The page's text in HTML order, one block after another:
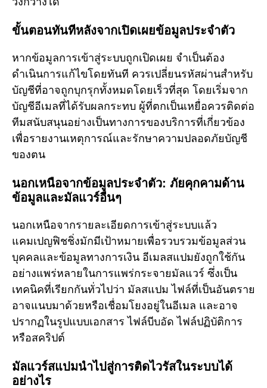
ขั้นตอนทันทีหลังจากเปิดเผยข้อมูลประจำตัว
หากข้อมูลการเข้าสู่ระบบถูกเปิดเผย จำเป็นต้อง
ดำเนินการแก้ไขโดยทันที ควรเปลี่ยนรหัสผ่านสำหรับ
บัญชีที่อาจถูกบุกรุกทั้งหมดโดยเร็วที่สุด โดยเริ่มจาก
บัญชีอีเมลที่ได้รับผลกระทบ ผู้ที่ตกเป็นเหยื่อควรติดต่อ
ทีมสนับสนุนอย่างเป็นทางการของบริการที่เกี่ยวข้อง
เพื่อรายงานเหตุการณ์และรักษาความปลอดภัยบัญชี
ของตน
นอกเหนือจากข้อมูลประจำตัว: ภัยคุกคามด้าน
ข้อมูลและมัลแวร์อื่นๆ
นอกเหนือจากรายละเอียดการเข้าสู่ระบบแล้ว
แคมเปญฟิชชิ่งมักมีเป้าหมายเพื่อรวบรวมข้อมูลส่วน
บุคคลและข้อมูลทางการเงิน อีเมลสแปมยังถูกใช้กัน
อย่างแพร่หลายในการแพร่กระจายมัลแวร์ ซึ่งเป็น
เทคนิคที่เรียกกันทั่วไปว่า มัลสแปม ไฟล์ที่เป็นอันตราย
อาจแนบมาด้วยหรือเชื่อมโยงอยู่ในอีเมล และอาจ
ปรากฏในรูปแบบเอกสาร ไฟล์บีบอัด ไฟล์ปฏิบัติการ
หรือสคริปต์
มัลแวร์สแปมนำไปสู่การติดไวรัสในระบบได้
อย่างไร